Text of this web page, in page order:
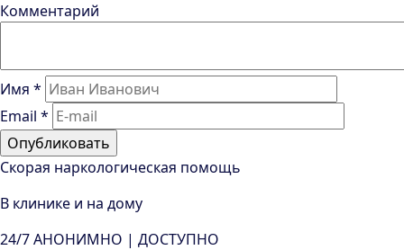
Комментарий
Имя *
Email *
Скорая наркологическая помощь
В клинике и на дому
24/7АНОНИМНО | ДОСТУПНО